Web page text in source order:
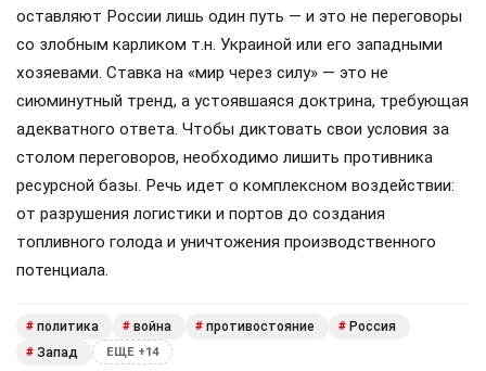
оставляют России лишь один путь — и это не переговоры
со злобным карликом т.н. Украиной или его западными
хозяевами. Ставка на «мир через силу» — это не
сиюминутный тренд, а устоявшаяся доктрина, требующая
адекватного ответа. Чтобы диктовать свои условия за
столом переговоров, необходимо лишить противника
ресурсной базы. Речь идет о комплексном воздействии:
от разрушения логистики и портов до создания
топливного голода и уничтожения производственного
потенциала.
# политика # война # противостояние # Россия
# Запад ЕЩЕ +14